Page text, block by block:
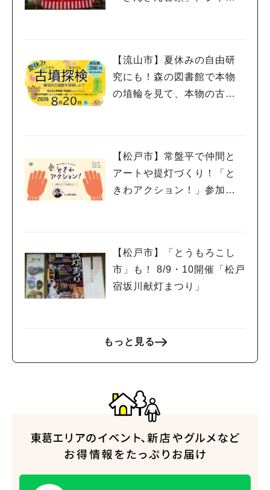
【流山市】夏休みの自由研
究にも！森の図書館で本物
の埴輪を見て、本物の古墳
【松戸市】常盤平で仲間と
アートや提灯づくり！「と
きわアクション！」参加者
【松戸市】「とうもろこし
市」も！ 8/9・10開催「松戸
宿坂川献灯まつり」
もっと見る